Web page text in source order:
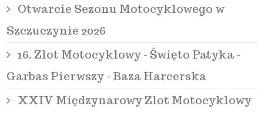
Otwarcie Sezonu Motocyklowego w
Szczuczynie 2026
16. Zlot Motocyklowy - Święto Patyka -
Garbas Pierwszy - Baza Harcerska
XXIV Międzynarowy Zlot Motocyklowy